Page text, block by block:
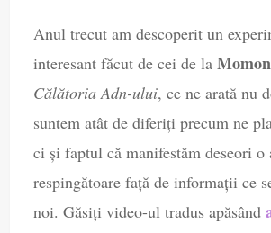
Anul trecut am descoperit un
interesant făcut de cei de la
Călătoria Adn-ului, ce ne arată nu
suntem atât de diferiți precum ne
ci și faptul că manifestăm deseori o
respingătoare față de informații ce
noi. Găsiți video-ul tradus apăsând